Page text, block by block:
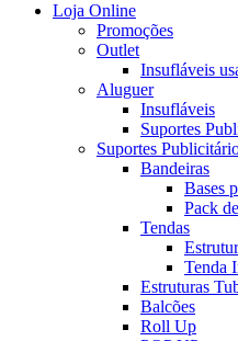
Loja Online
Promoções
Outlet
Insufláveis
Aluguer
Insufláveis
Suportes
Suportes
Bandeiras
Bases
Pack
Tendas
Tenda
Estruturas
Balcões
Roll Up